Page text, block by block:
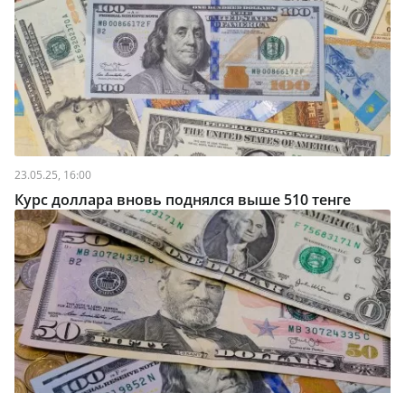
23.05.25, 16:00
Курс доллара вновь поднялся выше 510 тенге